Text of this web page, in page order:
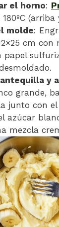
el horno:
180ºC (arriba
molde:
cm con
papel
y
grande,
junto con el
azúcar
mezcla